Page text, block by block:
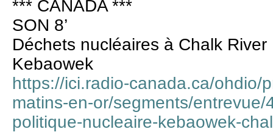
*** CANADA ***
SON 8’
Déchets nucléaires à Chalk
Kebaowek
https://ici.radio-canada.ca/ohdio/
matins-en-or/segments/
politique-nucleaire-kebaowek-